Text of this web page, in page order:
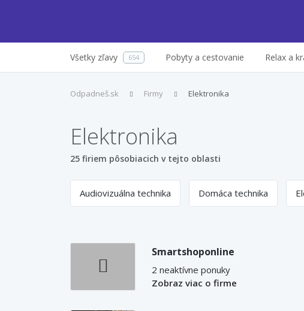
Všetky zľavy 654 Pobyty a cestovanie Relax a
Odpadneš.sk Firmy Elektronika
Elektronika
25 firiem pôsobiacich v tejto oblasti
Audiovizuálna technika Domáca technika
Smartshoponline
2 neaktívne ponuky
Zobraz viac o firme